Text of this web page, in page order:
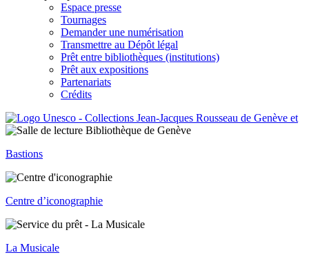
Espace presse
Tournages
Demander une numérisation
Transmettre au Dépôt légal
Prêt entre bibliothèques (institutions)
Prêt aux expositions
Partenariats
Crédits
Bastions
Centre d’iconographie
La Musicale